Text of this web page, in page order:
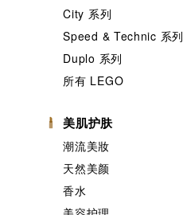
City 系列
Speed & Technic 系列
Duplo 系列
所有 LEGO
美肌护肤
潮流美妝
天然美颜
香水